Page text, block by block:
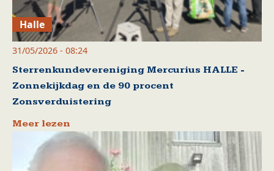
Halle
31/05/2026 - 08:24
Sterrenkundevereniging Mercurius HALLE -
Zonnekijkdag en de 90 procent
Zonsverduistering
Meer lezen